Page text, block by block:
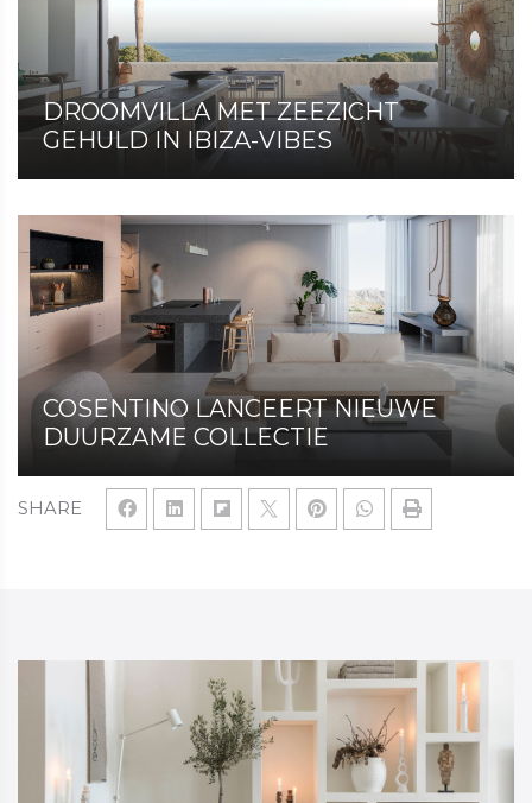
SHARE
DROOMVILLA MET ZEEZICHT
GEHULD IN IBIZA-VIBES
COSENTINO LANCEERT NIEUWE
DUURZAME COLLECTIE